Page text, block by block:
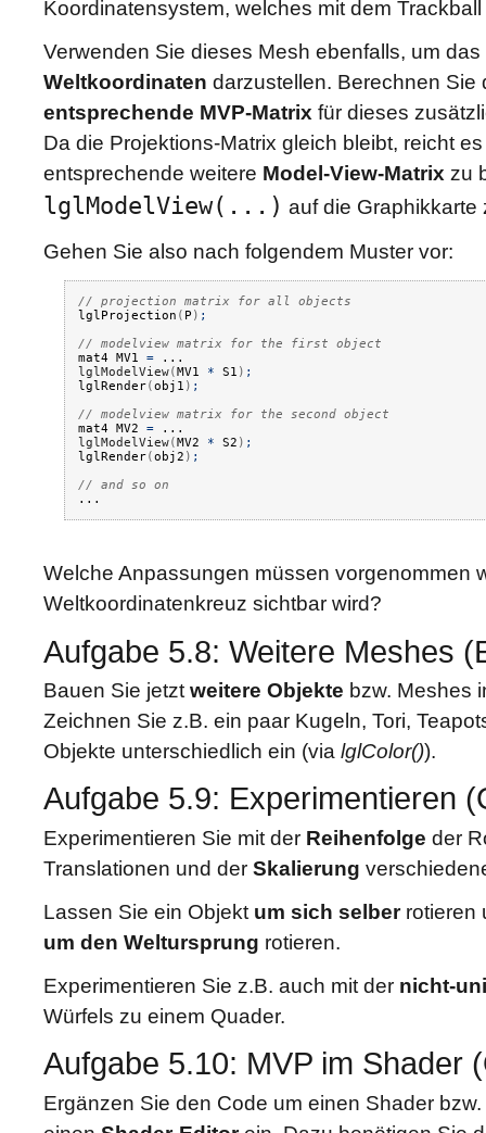
Koordinatensystem, welches mit dem Trackball
Verwenden Sie dieses Mesh ebenfalls, um das
Weltkoordinaten darzustellen. Berechnen
entsprechende MVP-Matrix für dieses
Da die Projektions-Matrix gleich bleibt, reicht
entsprechende weitere Model-View-Matrix zu
lglModelView(...) auf die Graphikkarte
Gehen Sie also nach folgendem Muster vor:
// projection matrix for all objects
lglProjection ( P ) ;
// modelview matrix for the first object
mat4 MV1 = ...
lglModelView( MV1 * S1 ) ;
lglRender( obj1 ) ;
// modelview matrix for the second object
mat4 MV2 = ...
lglModelView( MV2 * S2 ) ;
lglRender( obj2 ) ;
// and so on
...
Welche Anpassungen müssen vorgenommen
Weltkoordinatenkreuz sichtbar wird?
Aufgabe 5.8: Weitere Meshes
Bauen Sie jetztweitere Objekte bzw. Meshes
Zeichnen Sie z.B. ein paar Kugeln, Tori,
Objekte unterschiedlich ein (via lglColor()).
Aufgabe 5.9: Experimentieren
Experimentieren Sie mit der Reihenfolge der
Translationen und der Skalierung
Lassen Sie ein Objekt um sich selberrotieren
um den Weltursprung rotieren.
Experimentieren Sie z.B. auch mit der nicht-
Würfels zu einem Quader.
Aufgabe 5.10: MVP im Shader
Ergänzen Sie den Code um einen Shader